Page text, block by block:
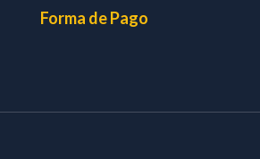
Forma de Pago